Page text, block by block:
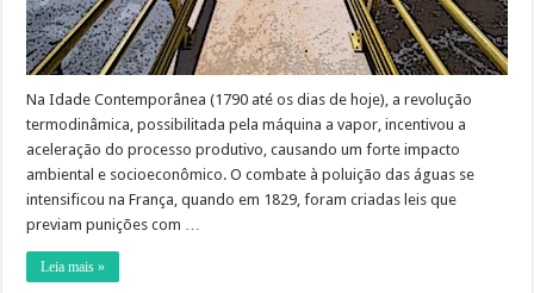
Na Idade Contemporânea (1790 até os dias de hoje), a revolução
termodinâmica, possibilitada pela máquina a vapor, incentivou a
aceleração do processo produtivo, causando um forte impacto
ambiental e socioeconômico. O combate à poluição das águas se
intensificou na França, quando em 1829, foram criadas leis que
previam punições com …
Leia mais »